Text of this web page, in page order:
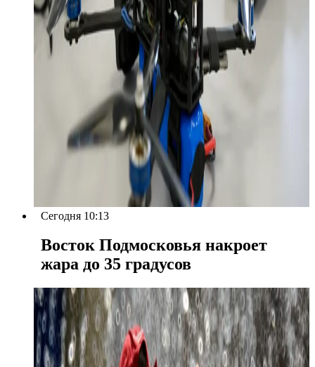
Сегодня 10:13
Восток Подмосковья накроет
жара до 35 градусов